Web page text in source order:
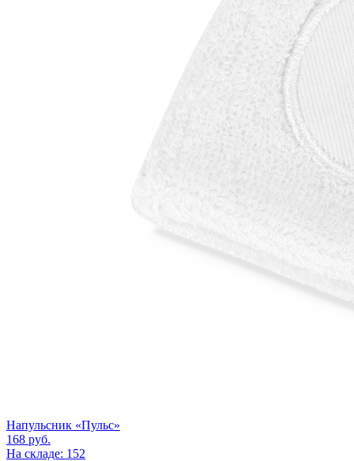
Напульсник «Пульс»
168 руб.
На складе: 152